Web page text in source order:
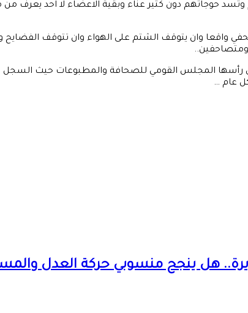
حوجاتهم دون كثير عناء وبقية الاعضاء لا احد يعرف
واقعا وان يتوقف الشتم على الهواء وان تتوقف الفضايح
رأسها المجلس القومي للصحافة والمطبوعات حيث السجل
عام …
هل ينجح منسوبي حركة العدل